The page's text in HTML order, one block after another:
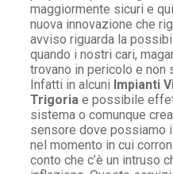
maggiormente sicuri e
nuova innovazione che
avviso riguarda la
quando i nostri cari,
trovano in pericolo e non
Infatti in alcuni Impianti
Trigoria e possibile
sistema o comunque
sensore dove possiamo
nel momento in cui
conto che c’è un intruso